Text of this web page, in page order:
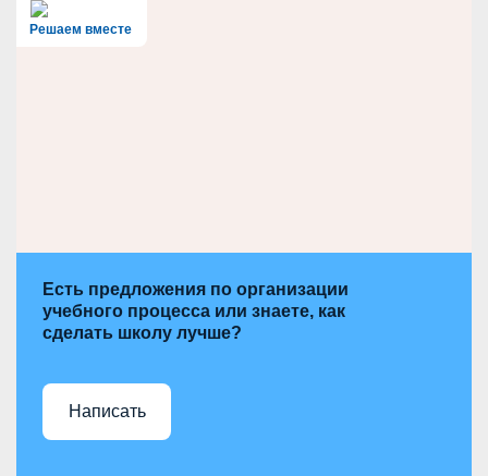
Решаем вместе
Есть предложения по организации
учебного процесса или знаете, как
сделать школу лучше?
Написать